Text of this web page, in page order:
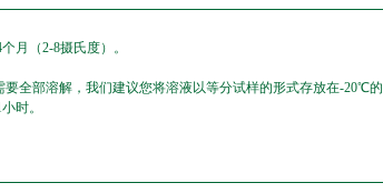
月（2-8摄氏度）。
全部溶解，我们建议您将溶液以等分试样的形式存放在-20℃的
时。